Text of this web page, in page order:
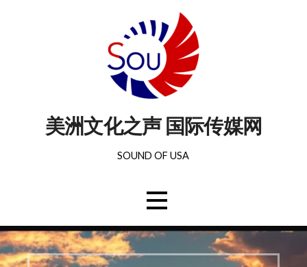
美洲文化之声 国际传媒网
SOUND OF USA